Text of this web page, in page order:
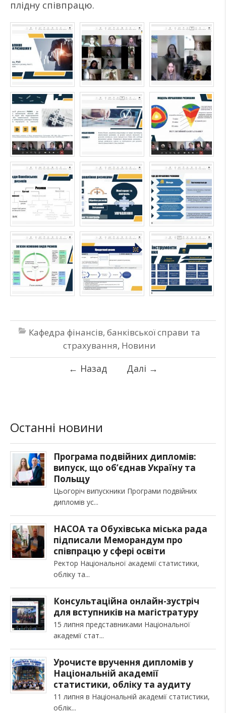
плідну співпрацю.
Кафедра фінансів, банківської справи та
страхування, Новини
← Назад Далі →
Останні новини
Програма подвійних дипломів:
випуск, що об’єднав Україну та
Польщу
Цьогоріч випускники Програми подвійних
дипломів ус
НАСОА та Обухівська міська рада
підписали Меморандум про
співпрацю у сфері освіти
Ректор Національної академії статистики,
обліку та
Консультаційна онлайн-зустріч
для вступників на магістратуру
15 липня представниками Національної
академії стат
Урочисте вручення дипломів у
Національній академії
статистики, обліку та аудиту
11 липня в Національній академії статистики,
облік